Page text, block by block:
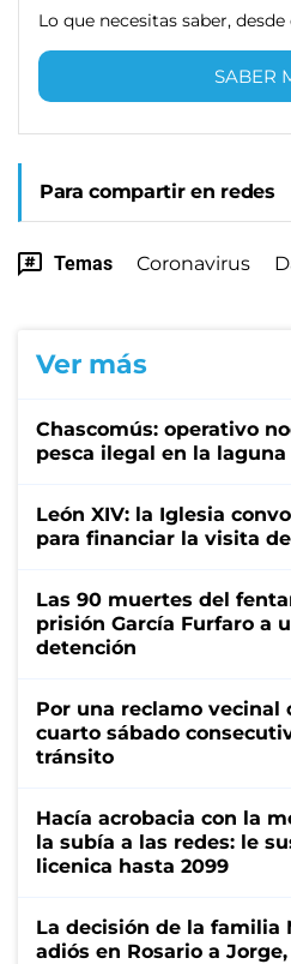
Lo que necesitas saber,
SABER
Para compartir en redes
Temas Coronavirus
Ver más
Chascomús: operativo
pesca ilegal en la laguna
León XIV: la Iglesia
para financiar la visita
Las 90 muertes del
prisión García Furfaro a
detención
Por una reclamo vecinal
cuarto sábado
tránsito
Hacía acrobacia con la
la subía a las redes: le
licenica hasta 2099
La decisión de la familia
adiós en Rosario a